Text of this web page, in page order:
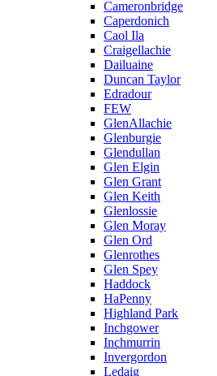
Cameronbridge
Caperdonich
Caol Ila
Craigellachie
Dailuaine
Duncan Taylor
Edradour
FEW
GlenAllachie
Glenburgie
Glendullan
Glen Elgin
Glen Grant
Glen Keith
Glenlossie
Glen Moray
Glen Ord
Glenrothes
Glen Spey
Haddock
HaPenny
Highland Park
Inchgower
Inchmurrin
Invergordon
Ledaig